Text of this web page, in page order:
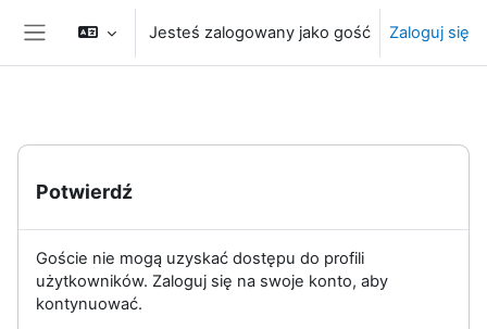
Przejdź do głównej zawartości
Panel boczny
Jesteś zalogowany jako gość Zaloguj się
Potwierdź
Goście nie mogą uzyskać dostępu do profili
użytkowników. Zaloguj się na swoje konto, aby
kontynuować.